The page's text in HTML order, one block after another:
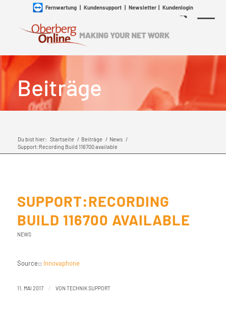
Fernwartung| Kundensupport| Newsletter| Kundenlogin
Beiträge
Du bist hier: Startseite / Beiträge / News /
Support:Recording Build 116700 available
SUPPORT:RECORDING
BUILD 116700 AVAILABLE
NEWS
Source:: Innovaphone
11. MAI 2017 / VON TECHNIK SUPPORT